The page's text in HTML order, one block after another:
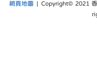
網頁地圖 | Copyright© 2021 香